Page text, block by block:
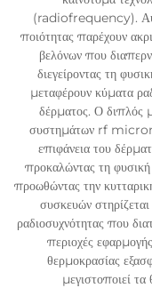
(radiofrequency).
ποιότητας παρέχουν
βελόνων που
διεγείροντας τη
μεταφέρουν κύματα
δέρματος. Ο διπλός
συστημάτων rf
επιφάνεια του
προκαλώντας τη
προωθώντας την
συσκευών
ραδιοσυχνότητας που
περιοχές
θερμοκρασίας
μεγιστοποιεί